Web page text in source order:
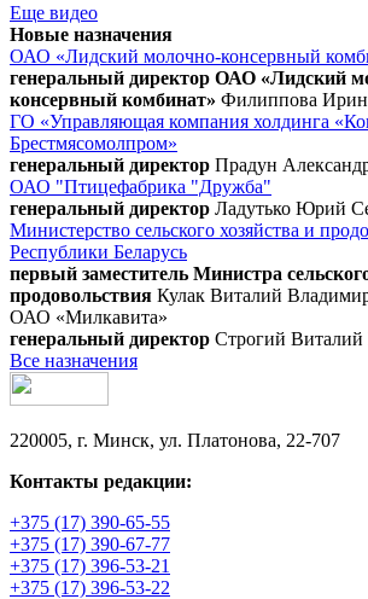
Еще видео
Новые назначения
ОАО «Лидский молочно-консервный
генеральный директор ОАО «Лидский
консервный комбинат» Филиппова
ГО «Управляющая компания холдинга
Брестмясомолпром»
генеральный директор Прадун
ОАО "Птицефабрика "Дружба"
генеральный директор Ладутько Юрий
Министерство сельского хозяйства и
Республики Беларусь
первый заместитель Министра
продовольствия Кулак Виталий
ОАО «Милкавита»
генеральный директор Строгий Виталий
Все назначения
220005, г. Минск, ул. Платонова, 22-707
Контакты редакции:
+375 (17) 390-65-55
+375 (17) 390-67-77
+375 (17) 396-53-21
+375 (17) 396-53-22